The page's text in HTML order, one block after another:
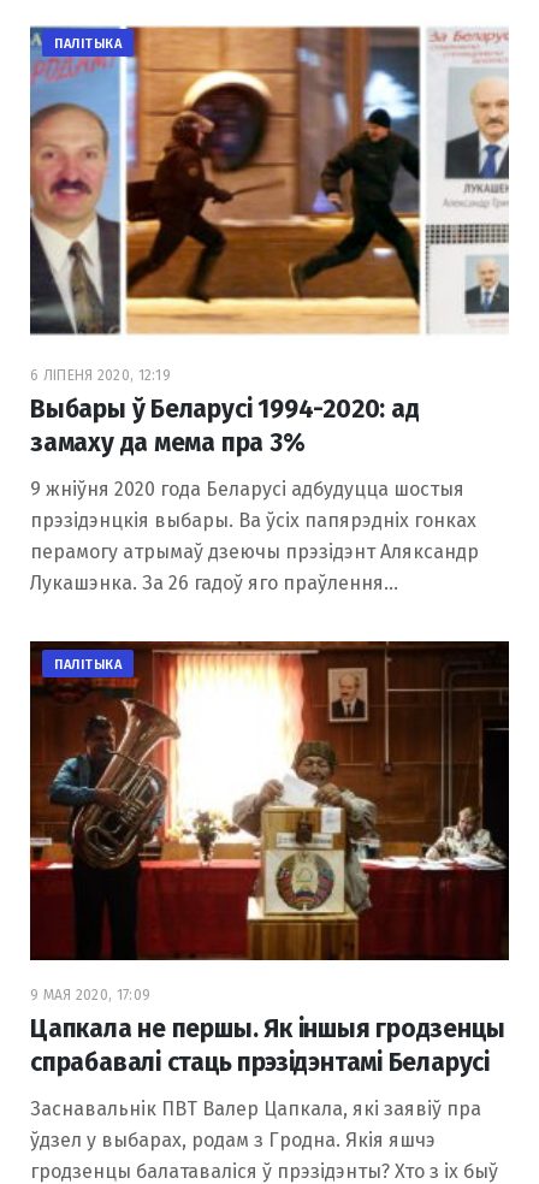
ПАЛІТЫКА
6 ЛІПЕНЯ 2020, 12:19
Выбары ў Беларусі 1994-2020: ад
замаху да мема пра 3%
9 жніўня 2020 года Беларусі адбудуцца шостыя
прэзідэнцкія выбары. Ва ўсіх папярэдніх гонках
перамогу атрымаў дзеючы прэзідэнт Аляксандр
Лукашэнка. За 26 гадоў яго праўлення…
ПАЛІТЫКА
9 МАЯ 2020, 17:09
Цапкала не першы. Як іншыя гродзенцы
спрабавалі стаць прэзідэнтамі Беларусі
Заснавальнік ПВТ Валер Цапкала, які заявіў пра
ўдзел у выбарах, родам з Гродна. Якія яшчэ
гродзенцы балатаваліся ў прэзідэнты? Хто з іх быў